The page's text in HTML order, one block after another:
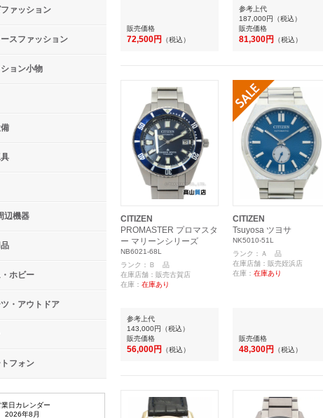
販売価格
72,500円 （税込）
参考上代
187,000円 （税込）
販売価格
81,300円 （税込）
CITIZEN
PROMASTER プロマスタ
ー マリーンシリーズ
NB6021-68L
ランク：Ｂ 品
在庫店舗：販売古賀店
在庫： 在庫あり
参考上代
143,000円 （税込）
販売価格
56,000円 （税込）
CITIZEN
Tsuyosa ツヨサ
NK5010-51L
ランク：Ａ 品
在庫店舗：販売姪浜店
在庫： 在庫あり
販売価格
48,300円 （税込）
ァッション
スファッション
ョン小物
辺機器
ホビー
・アウトドア
フォン
業日カレンダー
2026年8月